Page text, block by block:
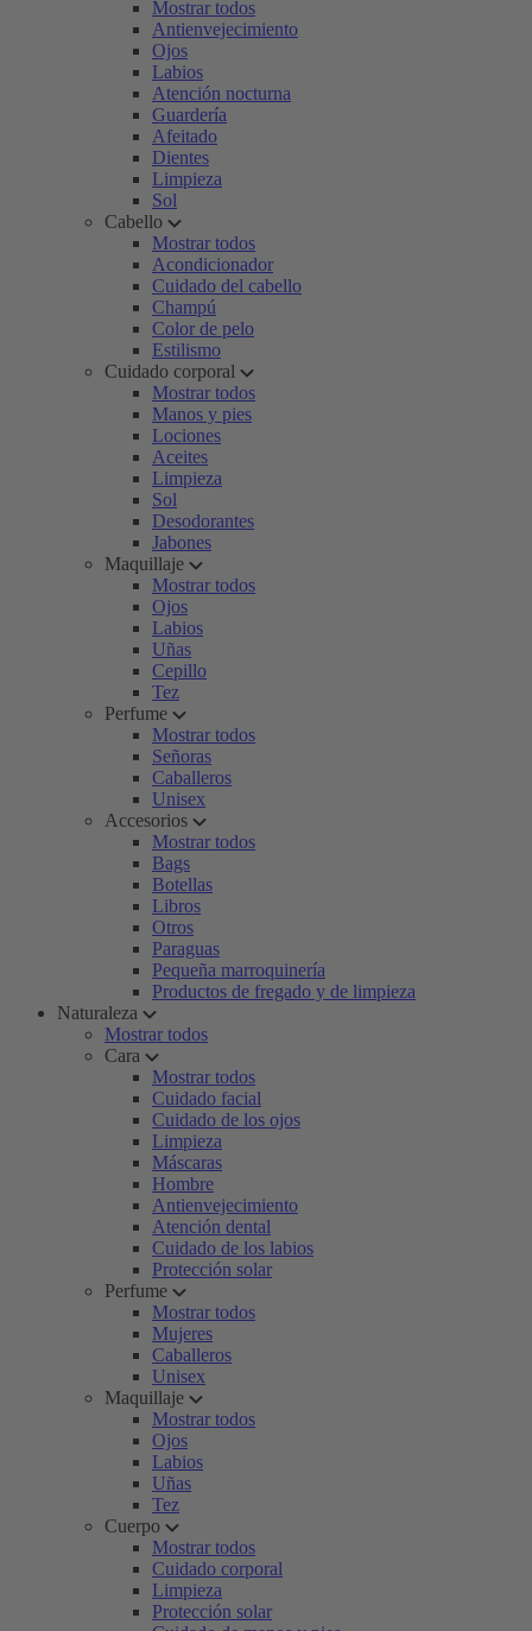
Mostrar todos
Antienvejecimiento
Ojos
Labios
Atención nocturna
Guardería
Afeitado
Dientes
Limpieza
Sol
Cabello
Mostrar todos
Acondicionador
Cuidado del cabello
Champú
Color de pelo
Estilismo
Cuidado corporal
Mostrar todos
Manos y pies
Lociones
Aceites
Limpieza
Sol
Desodorantes
Jabones
Maquillaje
Mostrar todos
Ojos
Labios
Uñas
Cepillo
Tez
Perfume
Mostrar todos
Señoras
Caballeros
Unisex
Accesorios
Mostrar todos
Bags
Botellas
Libros
Otros
Paraguas
Pequeña marroquinería
Productos de fregado y de limpieza
Naturaleza
Mostrar todos
Cara
Mostrar todos
Cuidado facial
Cuidado de los ojos
Limpieza
Máscaras
Hombre
Antienvejecimiento
Atención dental
Cuidado de los labios
Protección solar
Perfume
Mostrar todos
Mujeres
Caballeros
Unisex
Maquillaje
Mostrar todos
Ojos
Labios
Uñas
Tez
Cuerpo
Mostrar todos
Cuidado corporal
Limpieza
Protección solar